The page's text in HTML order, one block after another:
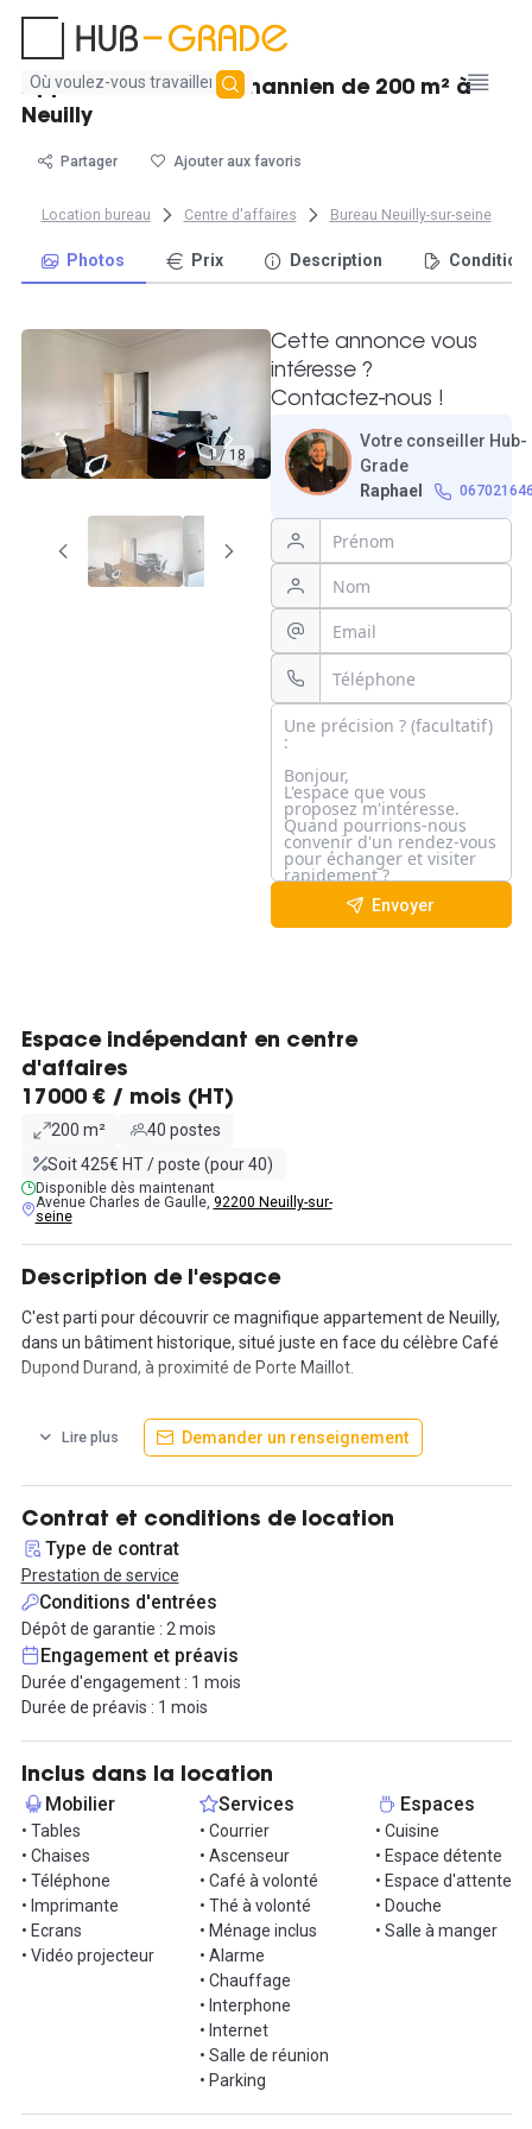
Aucun
résultat
Appartement Haussmannien de 200 m² à
Neuilly
Partager Ajouter aux favoris
Location bureau Centre d'affaires Bureau Neuilly-sur-seine
Photos Prix Description
1 / 18
Cette annonce vous
intéresse ?
Contactez-nous !
Votre conseiller Hub-
Grade
Raphael
Envoyer
Espace indépendant en centre
d'affaires
17000 € / mois (HT)
200 m²
40 postes
Soit 425€ HT / poste (pour 40)
Disponible dès maintenant
Avenue Charles de Gaulle, 92200 Neuilly-sur-
seine
Description de l'espace
C'est parti pour découvrir ce magnifique appartement de Neuilly,
dans un bâtiment historique, situé juste en face du célèbre Café
Dupond Durand, à proximité de Porte Maillot.
L'ensemble a entièrement était refait fin 2021, ce qui permet de
jouir de bureaux totalement fonctionnels et en excellent état.
avec un cadre convivial et des services prémiums.
Le bâtiment donne sur une cour très silencieuse, et permet
également d'avoir beaucoup de luminosité à l'intérieur des
espaces. Des bureaux typiquement Haussmannien, permettant
de travailler dans des espaces atypiques et prêt à l'usage.
Profitez également de son balcon lors des beaux jours !
Cet espace se décompose ainsi : plusieurs bureaux fermés
pouvant accueillir jusqu'à 38 postes, un coin café et cuisine. Tout
cela reparti sur plus de 200 m². Toute l'offre de services de base
est déjà incluse dans la prestation : les différentes charges et
taxes, internet, ménage, et d'autres services peuvent être
ajoutées à la prestation.
Entre autre, le prestataire peut mettre à disposition des places de
parkings en sous-sol moyennant un coût, ou encore des
trottinettes électriques gratuitement pour des petits
déplacements occasionnels.
Une incroyable remise est effectuée sur ce bien, puisque jusque
novembre 2022, le loyer est à 12 500€ / mois avant de repasser à
N'attendez plus, contactez nous par téléphone ou via la
messagerie !
Lire plus Demander un renseignement
Contrat et conditions de location
Type de contrat
Prestation de service
Conditions d'entrées
Dépôt de garantie : 2 mois
Engagement et préavis
Durée d'engagement : 1 mois
Durée de préavis : 1 mois
Inclus dans la location
Mobilier
• Tables
• Chaises
• Téléphone
• Imprimante
• Ecrans
• Vidéo projecteur
Services
• Courrier
• Ascenseur
• Café à volonté
• Thé à volonté
• Ménage inclus
• Alarme
• Chauffage
• Interphone
• Internet
• Salle de réunion
• Parking
Espaces
• Cuisine
• Espace détente
• Espace d'attente
• Douche
• Salle à manger